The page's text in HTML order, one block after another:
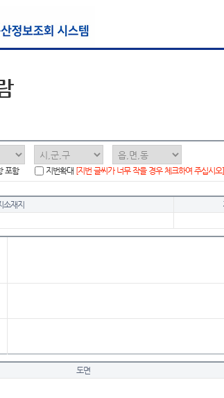
포함
지번확대 [지번 글씨가 너무 작을 경우 체크하여 주십시오]
소재지
도면